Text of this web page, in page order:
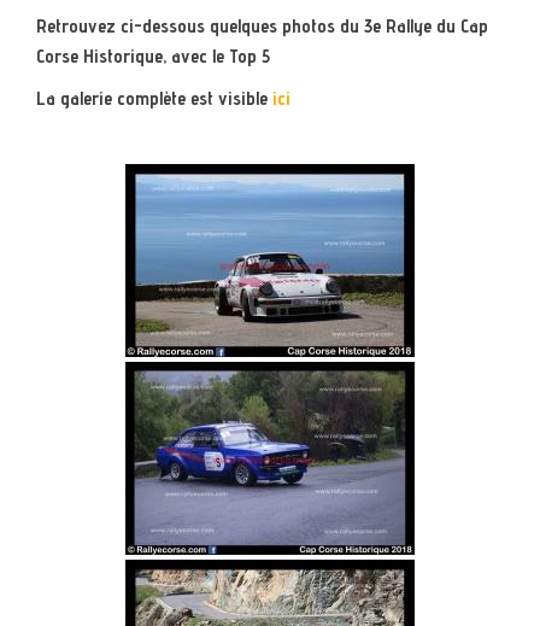
Retrouvez ci-dessous quelques photos du 3e Rallye du Cap
Corse Historique, avec le Top 5
La galerie complète est visible ici